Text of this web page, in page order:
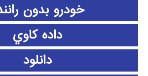
خودرو بدون
داده كاوي
دانلود